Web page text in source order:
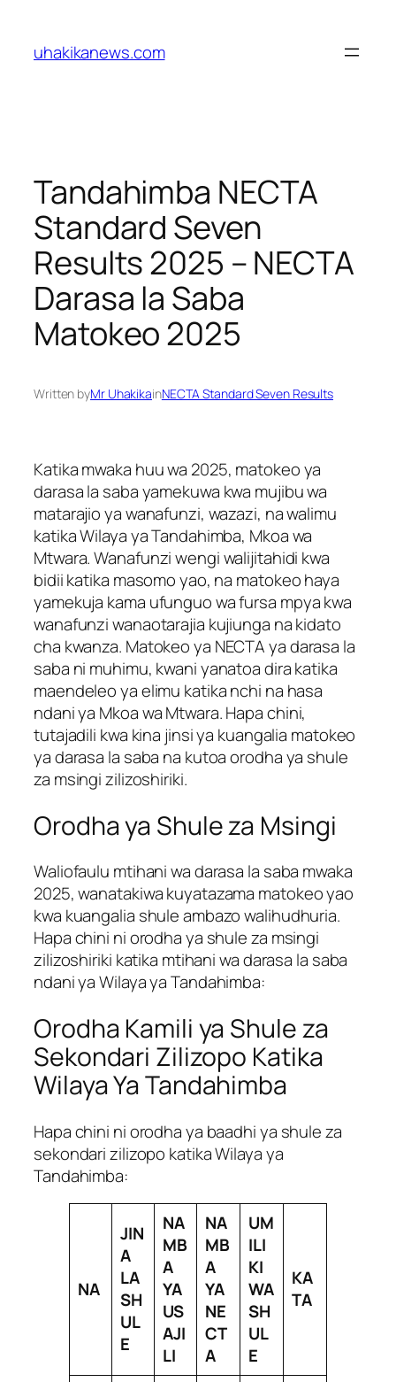
content
uhakikanews.com
Tandahimba NECTA
Standard Seven
Results 2025 – NECTA
Darasa la Saba
Matokeo 2025
Written byMr UhakikainNECTA Standard Seven Results
Katika mwaka huu wa 2025, matokeo ya
darasa la saba yamekuwa kwa mujibu wa
matarajio ya wanafunzi, wazazi, na walimu
katika Wilaya ya Tandahimba, Mkoa wa
Mtwara. Wanafunzi wengi walijitahidi kwa
bidii katika masomo yao, na matokeo haya
yamekuja kama ufunguo wa fursa mpya kwa
wanafunzi wanaotarajia kujiunga na kidato
cha kwanza. Matokeo ya NECTA ya darasa la
saba ni muhimu, kwani yanatoa dira katika
maendeleo ya elimu katika nchi na hasa
ndani ya Mkoa wa Mtwara. Hapa chini,
tutajadili kwa kina jinsi ya kuangalia matokeo
ya darasa la saba na kutoa orodha ya shule
za msingi zilizoshiriki.
Orodha ya Shule za Msingi
Waliofaulu mtihani wa darasa la saba mwaka
2025, wanatakiwa kuyatazama matokeo yao
kwa kuangalia shule ambazo walihudhuria.
Hapa chini ni orodha ya shule za msingi
zilizoshiriki katika mtihani wa darasa la saba
ndani ya Wilaya ya Tandahimba:
Orodha Kamili ya Shule za
Sekondari Zilizopo Katika
Wilaya Ya Tandahimba
Hapa chini ni orodha ya baadhi ya shule za
sekondari zilizopo katika Wilaya ya
Tandahimba:
NA
JIN
A
LA
SH
UL
E
NA
MB
A
YA
US
AJI
LI
NA
MB
A
YA
NE
CT
A
UM
ILI
KI
WA
SH
UL
E
KA
TA